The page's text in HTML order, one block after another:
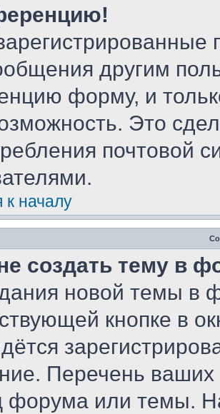
другим
форму, и
Это
почтовой
к началу
создать тему в
новой темы в
кнопке в
Перечень ваших
форума или темы.